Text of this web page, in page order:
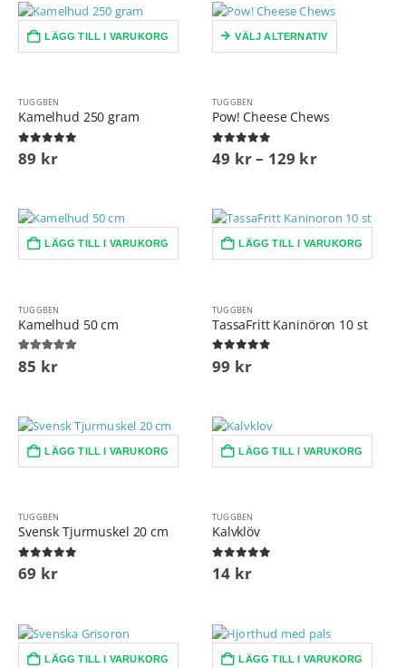
LÄGG TILL I VARUKORG
TUGGBEN
Kamelhud 250 gram
0out of 5
89 kr
VÄLJ ALTERNATIV
TUGGBEN
Pow! Cheese Chews
0out of 5
49 kr– 129 kr
LÄGG TILL I VARUKORG
TUGGBEN
Kamelhud 50 cm
5.00 out of 5
85 kr
LÄGG TILL I VARUKORG
TUGGBEN
TassaFritt Kaninöron 10 st
0 out of 5
99 kr
LÄGG TILL I VARUKORG
TUGGBEN
Svensk Tjurmuskel 20 cm
0out of 5
69 kr
LÄGG TILL I VARUKORG
TUGGBEN
Kalvklöv
0 out of 5
14 kr
LÄGG TILL I VARUKORG LÄGG TILL I VARUKORG